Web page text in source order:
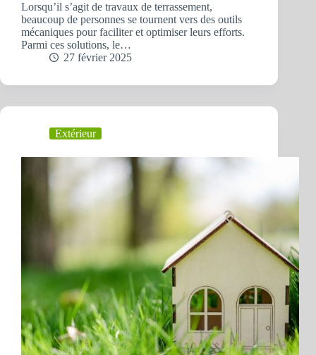
Lorsqu’il s’agit de travaux de terrassement,
beaucoup de personnes se tournent vers des outils
mécaniques pour faciliter et optimiser leurs efforts.
Parmi ces solutions, le…
27 février 2025
Extérieur